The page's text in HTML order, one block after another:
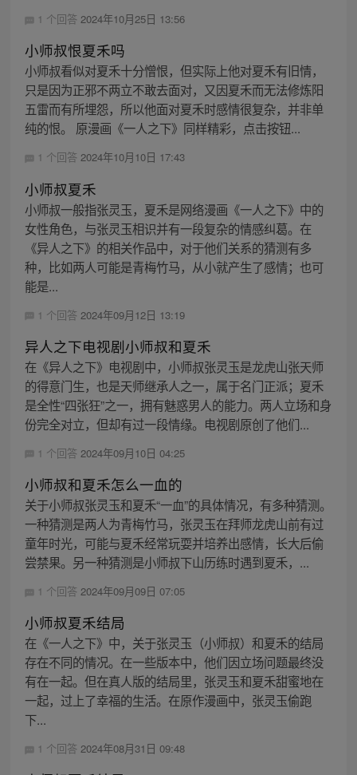
1 个回答 2024年10月25日 13:56
小师叔恨夏禾吗
小师叔看似对夏禾十分憎恨，但实际上他对夏禾有旧情，
只是因为正邪不两立不敢去面对，又因夏禾而无法修炼阳
五雷而有所埋怨，所以他面对夏禾时感情很复杂，并非单
纯的恨。 原漫画《一人之下》同样精彩，点击按钮...
1 个回答 2024年10月10日 17:43
小师叔夏禾
小师叔一般指张灵玉，夏禾是网络漫画《一人之下》中的
女性角色，与张灵玉相识并有一段复杂的情感纠葛。在
《异人之下》的相关作品中，对于他们关系的猜测有多
种，比如两人可能是青梅竹马，从小就产生了感情；也可
能是...
1 个回答 2024年09月12日 13:19
异人之下电视剧小师叔和夏禾
在《异人之下》电视剧中，小师叔张灵玉是龙虎山张天师
的得意门生，也是天师继承人之一，属于名门正派；夏禾
是全性“四张狂”之一，拥有魅惑男人的能力。两人立场和身
份完全对立，但却有过一段情缘。电视剧原创了他们...
1 个回答 2024年09月10日 04:25
小师叔和夏禾怎么一血的
关于小师叔张灵玉和夏禾“一血”的具体情况，有多种猜测。
一种猜测是两人为青梅竹马，张灵玉在拜师龙虎山前有过
童年时光，可能与夏禾经常玩耍并培养出感情，长大后偷
尝禁果。另一种猜测是小师叔下山历练时遇到夏禾，...
1 个回答 2024年09月09日 07:05
小师叔夏禾结局
在《一人之下》中，关于张灵玉（小师叔）和夏禾的结局
存在不同的情况。在一些版本中，他们因立场问题最终没
有在一起。但在真人版的结局里，张灵玉和夏禾甜蜜地在
一起，过上了幸福的生活。在原作漫画中，张灵玉偷跑
下...
1 个回答 2024年08月31日 09:48